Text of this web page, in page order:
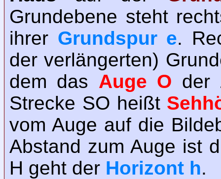
Grundebene steht
ihrer Grundspur e.
der verlängerten)
dem das Auge O der
Strecke SO heißt
vom Auge auf die
Abstand zum Auge ist
H geht der Horizont h.